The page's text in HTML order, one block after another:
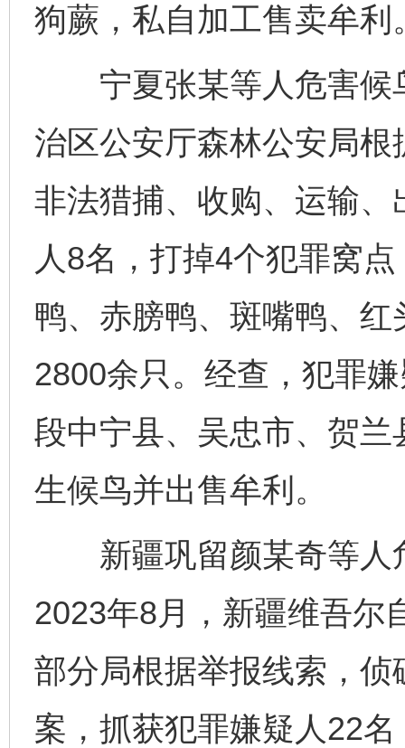
狗蕨，私自加工售卖牟利
宁夏张某等人危害候
治区公安厅森林公安局
非法猎捕、收购、运输
人8名，打掉4个犯罪窝
鸭、赤膀鸭、斑嘴鸭、
2800余只。经查，犯罪
段中宁县、吴忠市、贺
生候鸟并出售牟利。
新疆巩留颜某奇等人
2023年8月，新疆维吾尔
部分局根据举报线索，
案，抓获犯罪嫌疑人22